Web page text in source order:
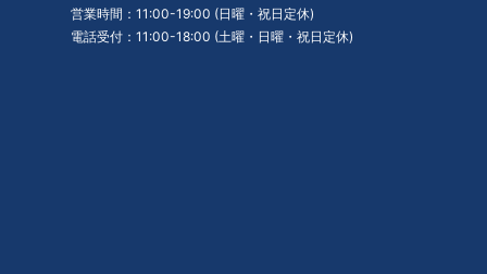
営業時間：11:00-19:00 (日曜・祝日定休)
電話受付：11:00-18:00 (土曜・日曜・祝日定休)